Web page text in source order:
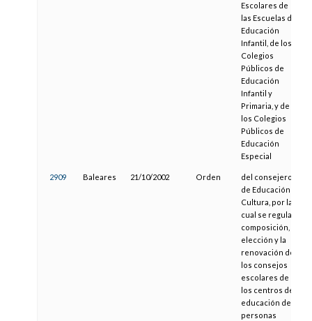
Escolares de
las Escuelas de
Educación
Infantil, de los
Colegios
Públicos de
Educación
Infantil y
Primaria, y de
los Colegios
Públicos de
Educación
Especial
2909 Baleares 21/10/2002 Orden
del consejero
de Educación y
Cultura, por la
cual se regula la
composición, la
elección y la
renovación de
los consejos
escolares de
los centros de
educación de
personas